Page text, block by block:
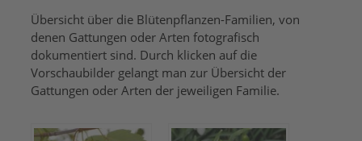
Übersicht über die Blütenpflanzen-Familien, von
denen Gattungen oder Arten fotografisch
dokumentiert sind. Durch klicken auf die
Vorschaubilder gelangt man zur Übersicht der
Gattungen oder Arten der jeweiligen Familie.